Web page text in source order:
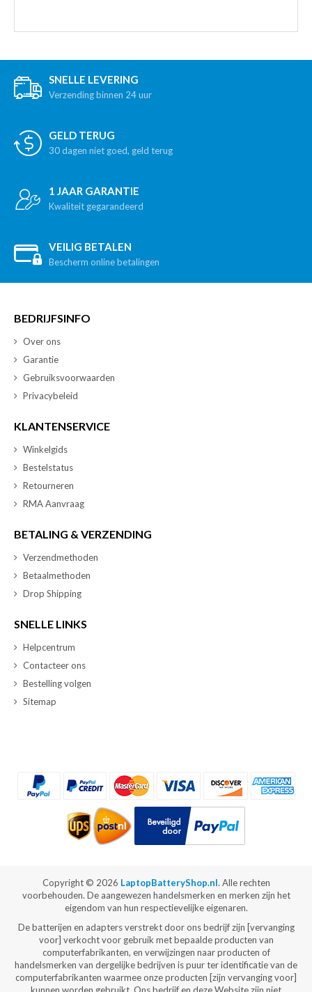
SNELLE LEVERING
Verzending binnen 24 uur
GELD TERUG
30 dagen niet goed, geld terug
1 JAAR GARANTIE
Kwaliteit gegarandeerd
VEILIG BETALEN
Bescherm online betalingen
BEDRIJFSINFO
Over ons
Garantie
Gebruiksvoorwaarden
Privacybeleid
KLANTENSERVICE
Winkelgids
Bestelstatus
Retourneren
RMA Aanvraag
BETALING & VERZENDING
Verzendmethoden
Betaalmethoden
Drop Shipping
SNELLE LINKS
Helpcentrum
Contacteer ons
Bestelling volgen
Sitemap
Copyright © 2026 LaptopBatteryShop.nl. Alle rechten
voorbehouden. De aangewezen handelsmerken en merken zijn het
eigendom van hun respectievelijke eigenaren.
De batterijen en adapters verstrekt door ons bedrijf zijn [vervanging
voor] verkocht voor gebruik met bepaalde producten van
computerfabrikanten, en verwijzingen naar producten of
handelsmerken van dergelijke bedrijven is puur ter identificatie van de
computerfabrikanten waarmee onze producten [zijn vervanging voor]